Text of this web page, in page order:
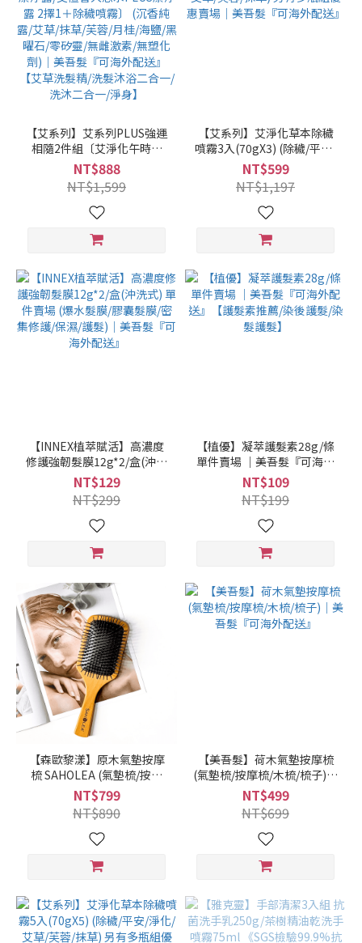
【艾系列】艾系列PLUS強運
相隨2件組〔艾淨化午時水
PLUS潔淨露/艾檀香大悲水
PLUS潔淨露 2擇1＋除穢噴
霧〕 (沉香純露/艾草/抹草/芙
蓉/月桂/海鹽/黑曜石/零矽靈/
『可海外配送』【艾草洗髮
一/淨身】
NT$888
NT$1,599
【艾系列】艾淨化草本除穢
噴霧3入(70gX3) (除穢/平安/
淨化/艾草/芙蓉/抹草) 另有多
瓶組優惠賣場｜美吾髮『可
海外配送』
NT$599
NT$1,197
【INNEX植萃賦活】高濃度
修護強韌髮膜12g*2/盒(沖洗
式) 單件賣場 (爆水髮膜/膠囊
髮膜/密集修護/保濕/護髮)｜
美吾髮『可海外配送』
NT$129
NT$299
【植優】凝萃護髮素28g/條
單件賣場 ｜美吾髮『可海外
配送』【護髮素推薦/染後護
髮/染髮護髮】
NT$109
NT$199
【森歐黎漾】原木氣墊按摩
梳 SAHOLEA (氣墊梳/按摩
梳/原木梳/木梳/梳子)｜美吾
髮『可海外配送』
NT$799
NT$890
【美吾髮】荷木氣墊按摩梳
(氣墊梳/按摩梳/木梳/梳子)｜
美吾髮『可海外配送』
NT$499
NT$699